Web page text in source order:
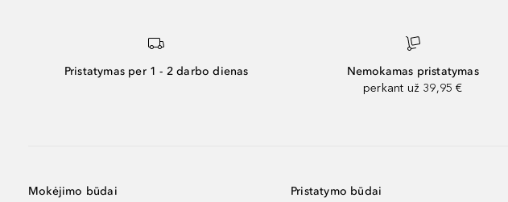
Pristatymas per 1 - 2 darbo dienas
Nemokamas pristatymas
perkant už 39,95 €
Mokėjimo būdai Pristatymo būdai